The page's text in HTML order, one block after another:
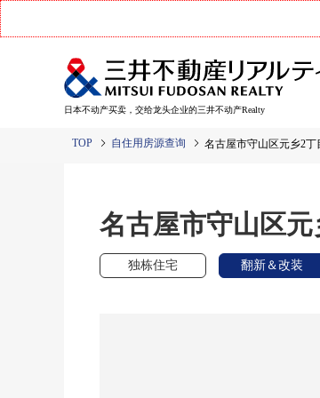
日本不动产买卖，交给龙头企业的三井不动产Realty
TOP 自住用房源查询 名古屋市守山区元乡2丁
名古屋市守山区元
独栋住宅 翻新＆改装